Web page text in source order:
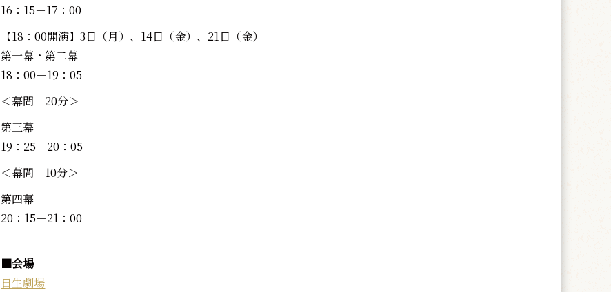
16：15－17：00
【18：00開演】3日（月）、14日（金）、21日（金）
第一幕・第二幕
18：00－19：05
＜幕間 20分＞
第三幕
19：25－20：05
＜幕間 10分＞
第四幕
20：15－21：00
■会場
日生劇場